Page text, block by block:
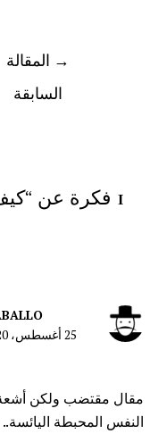
→ المقالة
السابقة
1 فكرة عن “كيف اصل لما اريد ؟”
25 أغسطس، 2020 الساعة 5:47 م
مقال مقتضب ولكن أشعة
النفس المحبطة